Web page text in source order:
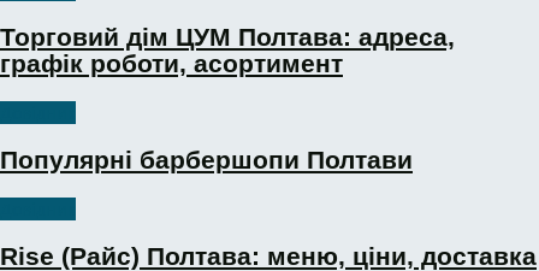
Торговий дім ЦУМ Полтава: адреса,
графік роботи, асортимент
Популярні барбершопи Полтави
Rise (Райс) Полтава: меню, ціни, доставка